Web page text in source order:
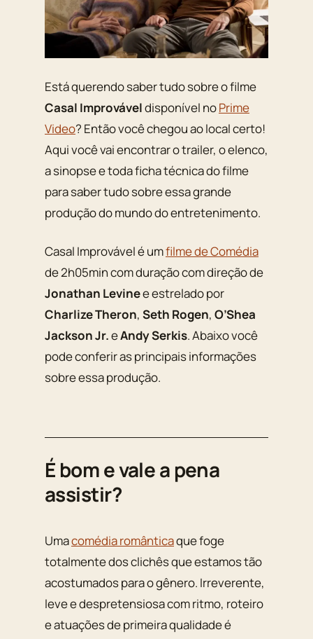
Está querendo saber tudo sobre o filme
Casal Improváveldisponível noPrime
Video? Então você chegou ao local certo!
Aqui você vai encontrar o trailer, o elenco,
a sinopse e toda ficha técnica do filme
para saber tudo sobre essa grande
produção do mundo do entretenimento.
Casal Improvável é umfilme de Comédia
de 2h05min com duração com direção de
Jonathan Levinee estrelado por
Charlize Theron, Seth Rogen, O’Shea
Jackson Jr.eAndy Serkis. Abaixo você
pode conferir as principais informações
sobre essa produção.
É bom e vale a pena
assistir?
Umacomédia românticaque foge
totalmente dos clichês que estamos tão
acostumados para o gênero. Irreverente,
leve e despretensiosa com ritmo, roteiro
e atuações de primeira qualidade é